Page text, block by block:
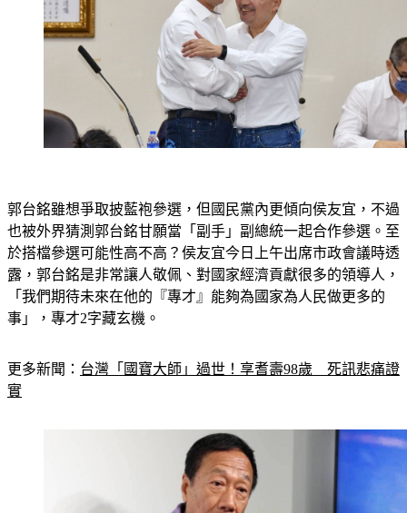
郭台銘雖想爭取披藍袍參選，但國民黨內更傾向侯友宜，不過
也被外界猜測郭台銘甘願當「副手」副總統一起合作參選。至
於搭檔參選可能性高不高？侯友宜今日上午出席市政會議時透
露，郭台銘是非常讓人敬佩、對國家經濟貢獻很多的領導人，
「我們期待未來在他的『
更多新聞：